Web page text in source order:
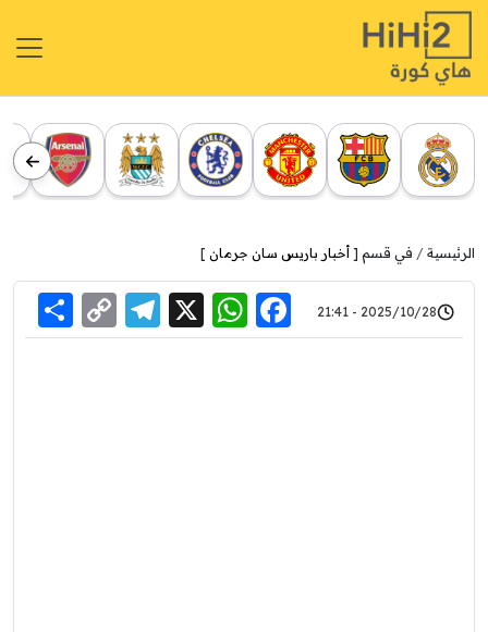
الرئيسية في قسم [ أخبار باريس سان جرمان ]
2025/10/28 - 21:41
Facebook
WhatsApp
X
Link